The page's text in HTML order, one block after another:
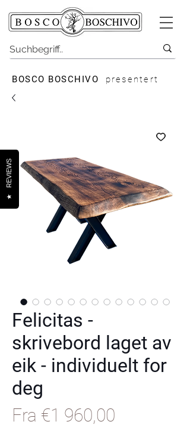
BOSCO BOSCHIVO presentert
Felicitas -
skrivebord laget av
eik - individuelt for
deg
Fra €1 960,00
★
REVIEWS